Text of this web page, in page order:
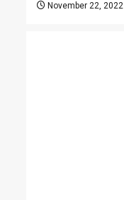
November 22, 2022